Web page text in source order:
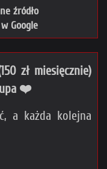
źródło
Google
zł miesięcznie)
upa ❤️
a każda kolejna